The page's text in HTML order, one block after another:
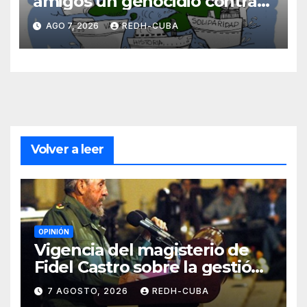
Cuba? Por Hedelberto López
Blanch
AGO 7, 2026 REDH-CUBA
Volver a leer
OPINIÓN
Vigencia del magisterio de
Fidel Castro sobre la gestión
del liderazgo revolucionario.
Por Jorge Luís Guach Estévez
7 AGOSTO, 2026 REDH-CUBA